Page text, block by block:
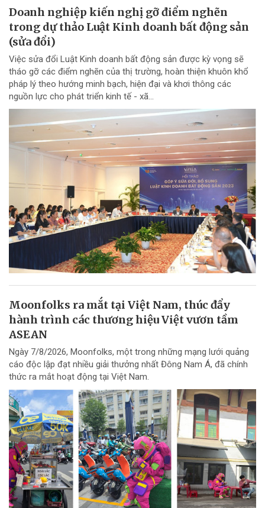
Doanh nghiệp kiến nghị gỡ điểm nghẽn
trong dự thảo Luật Kinh doanh bất động sản
(sửa đổi)
Việc sửa đổi Luật Kinh doanh bất động sản được kỳ vọng sẽ
tháo gỡ các điểm nghẽn của thị trường, hoàn thiện khuôn khổ
pháp lý theo hướng minh bạch, hiện đại và khơi thông các
nguồn lực cho phát triển kinh tế - xã...
Moonfolks ra mắt tại Việt Nam, thúc đẩy
hành trình các thương hiệu Việt vươn tầm
ASEAN
Ngày 7/8/2026, Moonfolks, một trong những mạng lưới quảng
cáo độc lập đạt nhiều giải thưởng nhất Đông Nam Á, đã chính
thức ra mắt hoạt động tại Việt Nam.